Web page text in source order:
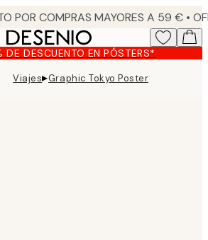
DESCUENTO EN PÓSTERS*
Viajes▸Graphic Tokyo Poster